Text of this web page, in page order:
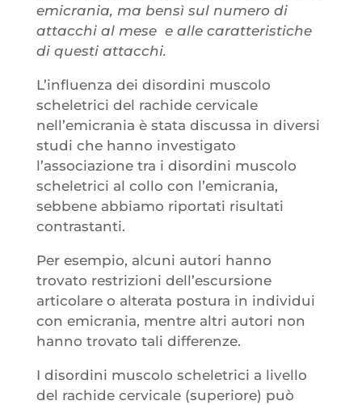
emicrania, ma bensì sul numero di
attacchi al mese e alle caratteristiche
di questi attacchi.
L’influenza dei disordini muscolo
scheletrici del rachide cervicale
nell’emicrania è stata discussa in diversi
studi che hanno investigato
l’associazione tra i disordini muscolo
scheletrici al collo con l’emicrania,
sebbene abbiamo riportati risultati
contrastanti.
Per esempio, alcuni autori hanno
trovato restrizioni dell’escursione
articolare o alterata postura in individui
con emicrania, mentre altri autori non
hanno trovato tali differenze.
I disordini muscolo scheletrici a livello
del rachide cervicale (superiore) può